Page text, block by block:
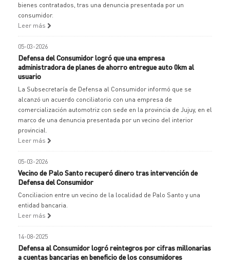
bienes contratados, tras una denuncia presentada por un
consumidor.
Leer más
05-03-2026
Defensa del Consumidor logró que una empresa
administradora de planes de ahorro entregue auto 0km al
usuario
La Subsecretaría de Defensa al Consumidor informó que se
alcanzó un acuerdo conciliatorio con una empresa de
comercialización automotriz con sede en la provincia de Jujuy, en el
marco de una denuncia presentada por un vecino del interior
provincial.
Leer más
05-03-2026
Vecino de Palo Santo recuperó dinero tras intervención de
Defensa del Consumidor
Conciliacion entre un vecino de la localidad de Palo Santo y una
entidad bancaria.
Leer más
14-08-2025
Defensa al Consumidor logró reintegros por cifras millonarias
a cuentas bancarias en beneficio de los consumidores